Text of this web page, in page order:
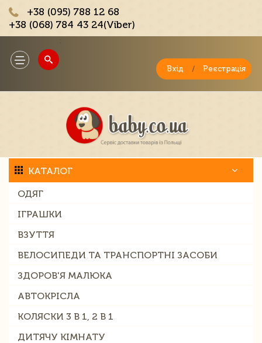
+38 (095) 788 12 68
+38 (068) 784 43 24(Viber)
Toggle
navigation
Вхід / Реєстрація
КАТАЛОГ
ОДЯГ
ІГРАШКИ
ВЗУТТЯ
ВЕЛОСИПЕДИ ТА ТРАНСПОРТНІ ЗАСОБИ
ЗДОРОВ'Я МАЛЮКА
АВТОКРІСЛА
КОЛЯСКИ 3 В 1, 2 В 1
ДИТЯЧУ КІМНАТУ